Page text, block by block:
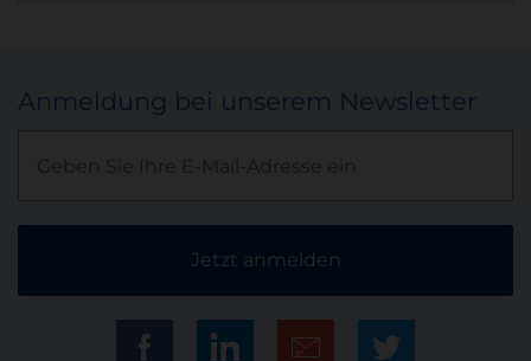
Anmeldung bei unserem Newsletter
Jetzt anmelden